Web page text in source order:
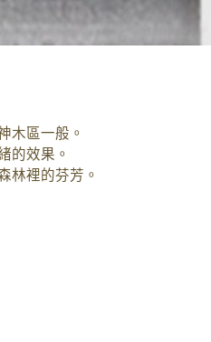
木區一般。
的效果。
林裡的芬芳。